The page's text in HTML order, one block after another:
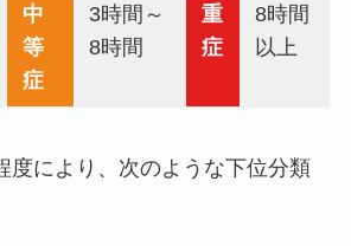
中
等
症
3時間～
8時間
重
症
8時間
以上
度により、次のような下位分類